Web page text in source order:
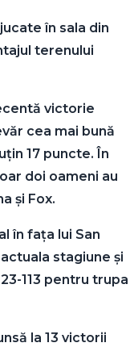
în sala din
terenului
victorie
cea mai bună
17 puncte. În
doi oameni au
și Fox.
în fața lui San
stagiune și
113 pentru trupa
la 13 victorii